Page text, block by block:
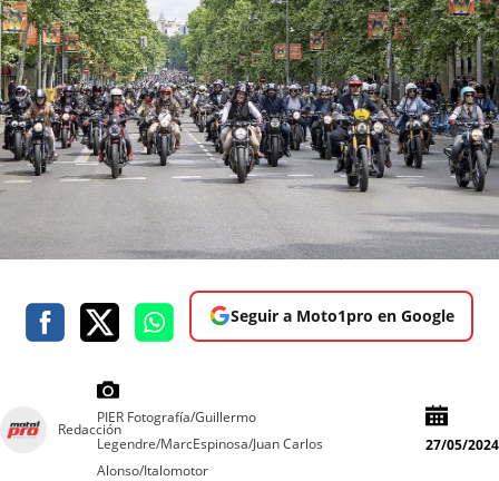
Seguir a Moto1pro en Google
Redacción
PIER Fotografía/Guillermo
Legendre/MarcEspinosa/Juan Carlos
Alonso/Italomotor
27/05/2024